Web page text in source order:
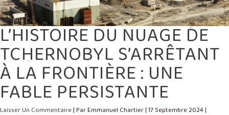
L’HISTOIRE DU NUAGE DE
TCHERNOBYL S’ARRÊTANT
À LA FRONTIÈRE : UNE
FABLE PERSISTANTE
Laisser Un Commentaire| ParEmmanuel Chartier|17 Septembre 2024|